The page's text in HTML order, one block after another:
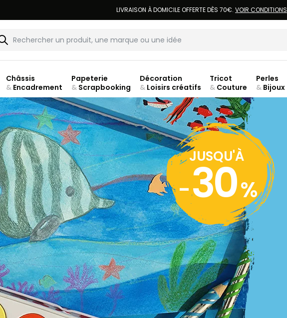
LIVRAISON À DOMICILE OFFERTE DÈS 70€. VOIR CONDITIONS
Châssis
&Encadrement
Papeterie
&Scrapbooking
Décoration
&Loisirs créatifs
Tricot
& Couture
Perles
& Bijoux
JUSQU'À
-30%